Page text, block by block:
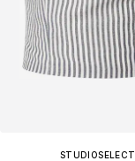
STUDIOSELECT